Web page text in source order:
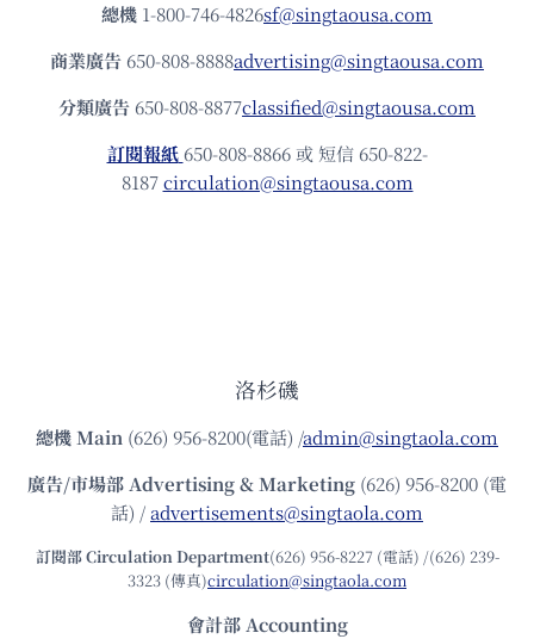
總機 1-800-746-4826sf@singtaousa.com
商業廣告 650-808-8888advertising@singtaousa.com
分類廣告 650-808-8877classified@singtaousa.com
訂閱報紙 650-808-8866 或 短信 650-822-
8187circulation@singtaousa.com
洛杉磯
總機Main (626) 956-8200(電話) /admin@singtaola.com
廣告/市場部Advertising & Marketing (626) 956-8200 (電
話) /advertisements@singtaola.com
訂閱部 Circulation Department(626) 956-8227 (電話) /(626) 239-
3323 (傳真)circulation@singtaola.com
會計部 Accounting